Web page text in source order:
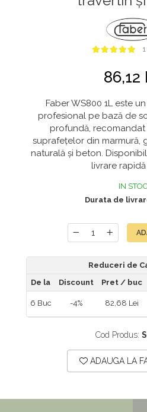
86,12
Faber WS800 1L este
profesional pe bază de
profundă,
suprafețelor din marmură,
naturală și beton.
livrare rapidă
IN STOC
Durata de
Reduceri de
De la
Discount Pret / buc
6 Buc -4% 82,68 Lei
Cod Produs:
ADAUGA LA